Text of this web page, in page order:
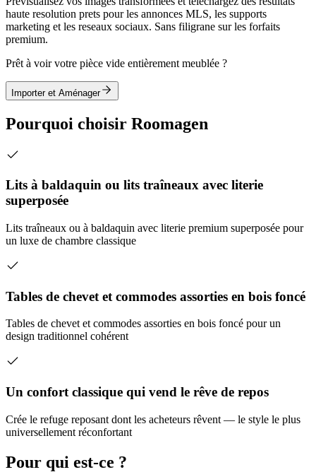
haute resolution prets pour les annonces MLS, les supports
marketing et les reseaux sociaux. Sans filigrane sur les forfaits
premium.
Prêt à voir votre pièce vide entièrement meublée ?
Importer et Aménager
Pourquoi choisir Roomagen
Lits à baldaquin ou lits traîneaux avec literie
superposée
Lits traîneaux ou à baldaquin avec literie premium superposée pour
un luxe de chambre classique
Tables de chevet et commodes assorties en bois foncé
Tables de chevet et commodes assorties en bois foncé pour un
design traditionnel cohérent
Un confort classique qui vend le rêve de repos
Crée le refuge reposant dont les acheteurs rêvent — le style le plus
universellement réconfortant
Pour qui est-ce ?